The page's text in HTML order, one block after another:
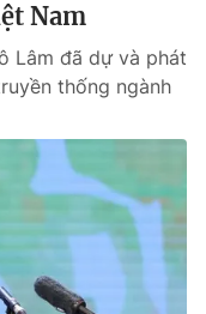
Nam
Lâm đã dự và phát
thống ngành